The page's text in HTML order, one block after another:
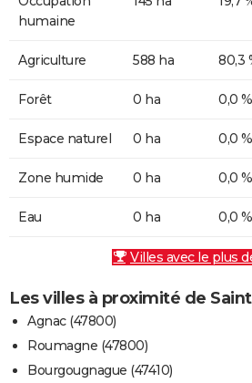
humaine
Agriculture 588 ha 80,3
Forêt 0 ha 0,0 %
Espace naturel 0 ha 0,0 %
Zone humide 0 ha 0,0 %
Eau 0 ha 0,0 %
Villes avec le plus
Les villes à proximité de
Agnac (47800)
Roumagne (47800)
Bourgougnague (47410)